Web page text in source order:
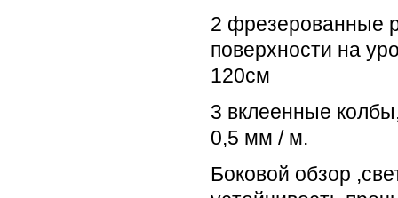
2 фрезерованные
поверхности на
120см
3 вклеенные
0,5 мм / м.
Боковой обзор